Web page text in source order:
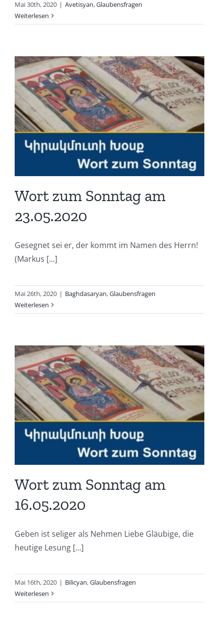
Mai 30th, 2020 | Avetisyan,Glaubensfragen
Weiterlesen
Wort zum Sonntag am
23.05.2020
Gesegnet sei er, der kommt im Namen des Herrn!
(Markus [...]
Mai 26th, 2020 | Baghdasaryan,Glaubensfragen
Weiterlesen
Wort zum Sonntag am
16.05.2020
Geben ist seliger als Nehmen Liebe Gläubige, die
heutige Lesung [...]
Mai 16th, 2020 | Bilicyan,Glaubensfragen
Weiterlesen